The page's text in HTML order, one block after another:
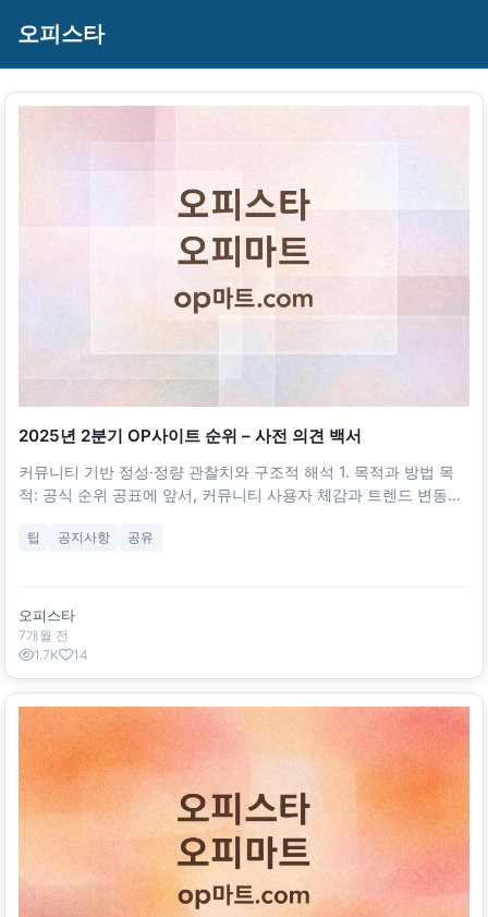
오피스타
2025년 2분기 OP사이트 순위 – 사전 의견 백서
커뮤니티 기반 정성·정량 관찰치와 구조적 해석 1. 목적과 방법 목
적: 공식 순위 공표에 앞서, 커뮤니티 사용자 체감과 트렌드 변동을
백 수집 + 공개 지표/자체 지표의 보조적 검토. 한계: 표본 대표성·
팁 공지사항 공유
오피스타
7개월 전
1.7K
14